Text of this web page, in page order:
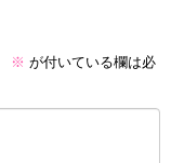
※ が付いている欄は必